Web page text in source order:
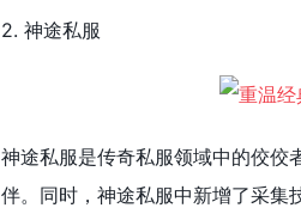
2. 神途私服
神途私服是传奇私服领域中的佼佼
伴。同时，神途私服中新增了采集